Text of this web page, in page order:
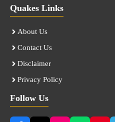
Quakes Links
About Us
Contact Us
Disclaimer
Privacy Policy
Follow Us